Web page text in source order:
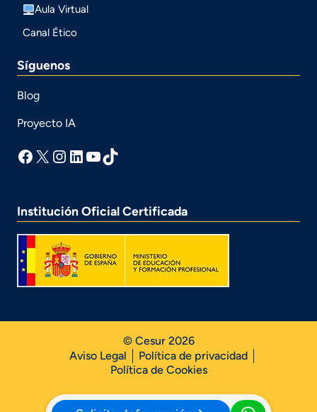
Aula Virtual
Canal Ético
Síguenos
Blog
Proyecto IA
facebook
X Instagram
LinkedIn
YouTube
TikTok
Institución Oficial Certificada
© Cesur 2026
Aviso Legal
Política de privacidad
Política de Cookies